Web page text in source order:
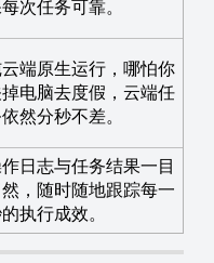
次任务可靠。
端原生运行，哪怕你
电脑去度假，云端任
然分秒不差。
日志与任务结果一目
，随时随地跟踪每一
执行成效。